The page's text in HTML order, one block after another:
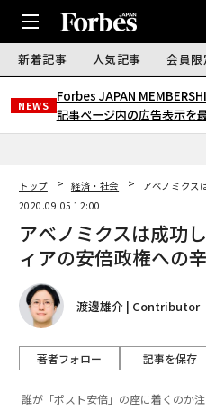
新着記事 人気記事 会員
NEWS
Forbes JAPAN
記事ページ内の広告表示を
トップ 経済・社会
アベノミクス
2020.09.05 12:00
アベノミクスは成功
ィアの安倍政権への
渡邊雄介 | Contributor
著者フォロー 記事を保存
誰が「ポスト安倍」の座に着くのか